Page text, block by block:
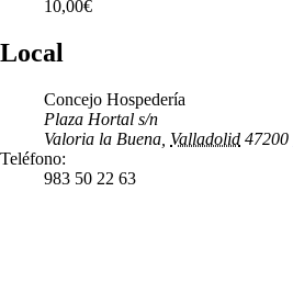
10,00€
Local
Concejo Hospedería
Plaza Hortal s/n
Valoria la Buena Valladolid 47200
Teléfono:
983 50 22 63